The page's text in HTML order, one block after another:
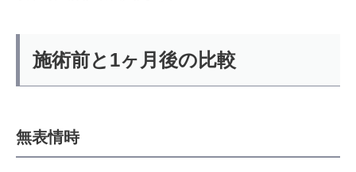
施術前と1ヶ月後の比較
無表情時